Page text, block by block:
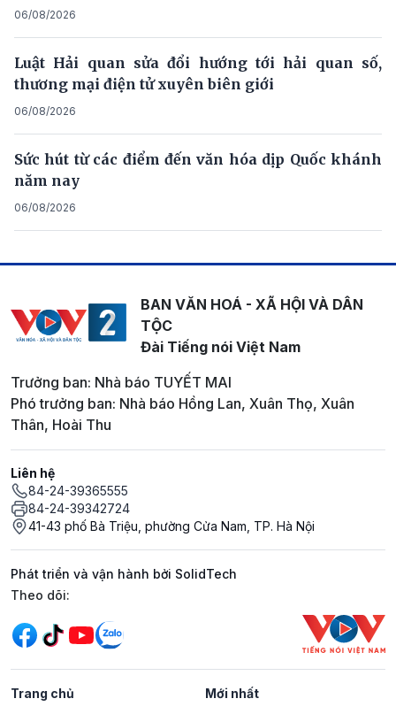
06/08/2026
Luật Hải quan sửa đổi hướng tới hải quan số,
thương mại điện tử xuyên biên giới
06/08/2026
Sức hút từ các điểm đến văn hóa dịp Quốc khánh
năm nay
06/08/2026
BAN VĂN HOÁ - XÃ HỘI VÀ DÂN
TỘC
Đài Tiếng nói Việt Nam
Trưởng ban: Nhà báo TUYẾT MAI
Phó trưởng ban: Nhà báo Hồng Lan, Xuân Thọ, Xuân
Thân, Hoài Thu
Liên hệ
84-24-39365555
84-24-39342724
41-43 phố Bà Triệu, phường Cửa Nam, TP. Hà Nội
Phát triển và vận hành bởi SolidTech
Mạng xã hội
Theo dõi:
Trang chủ Mới nhất